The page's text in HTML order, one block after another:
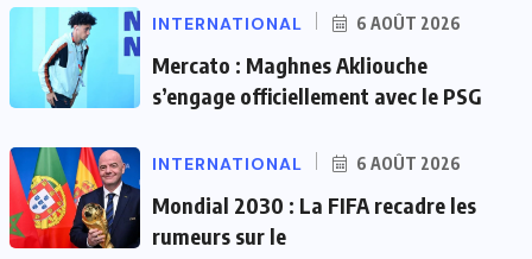
INTERNATIONAL 6 AOÛT 2026
Mercato : Maghnes Akliouche
s’engage officiellement avec le PSG
INTERNATIONAL 6 AOÛT 2026
Mondial 2030 : La FIFA recadre les
rumeurs sur le